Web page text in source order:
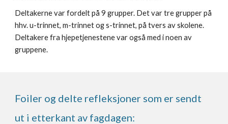
Deltakerne var fordelt på 9 grupper. Det var tre grupper på
hhv. u-trinnet, m-trinnet og s-trinnet, på tvers av skolene.
Deltakere fra hjepetjenestene var også med i noen av
gruppene.
Foiler og delte refleksjoner som er sendt
ut i etterkant av fagdagen: